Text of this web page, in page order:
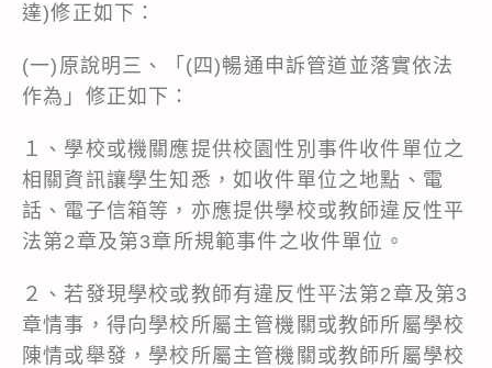
達)修正如下：
(一)原說明三、「(四)暢通申訴管道並落實依法
作為」修正如下：
１、學校或機關應提供校園性別事件收件單位之
相關資訊讓學生知悉，如收件單位之地點、電
話、電子信箱等，亦應提供學校或教師違反性平
法第2章及第3章所規範事件之收件單位。
２、若發現學校或教師有違反性平法第2章及第3
章情事，得向學校所屬主管機關或教師所屬學校
陳情或舉發，學校所屬主管機關或教師所屬學校